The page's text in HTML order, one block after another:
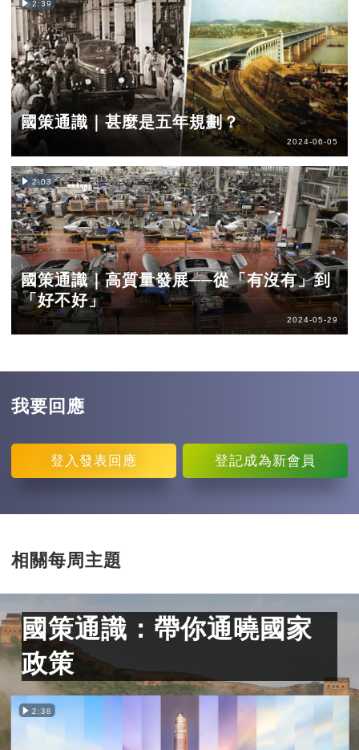
2:39
國策通識｜甚麼是五年規劃？
2024-06-05
2:03
國策通識｜高質量發展──從「有沒有」到
「好不好」
2024-05-29
我要回應
登入 發表回應 登記成為新會員
相關每周主題
國策通識：帶你通曉國家
政策
2:38